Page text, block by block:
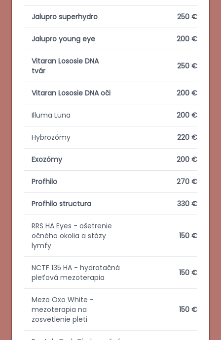
Jalupro superhydro 250 €
Jalupro young eye 200 €
Vitaran Lososie DNA
tvár
250 €
Vitaran Lososie DNA oči 200 €
Illuma Luna 200 €
Hybrozómy 220 €
Exozómy 200 €
Profhilo 270 €
Profhilo structura 330 €
RRS HA Eyes - ošetrenie
očného okolia a stázy
lymfy
150 €
NCTF 135 HA - hydratačná
pleťová mezoterapia
150 €
Mezo Oxo White -
mezoterapia na
zosvetlenie pleti
150 €